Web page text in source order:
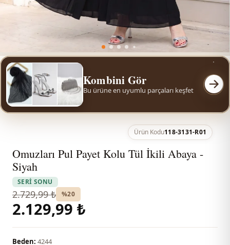
Kombini Gör
Bu ürüne en uyumlu parçaları keşfet
Ürün Kodu118-3131-R01
Omuzları Pul Payet Kolu Tül İkili Abaya -
Siyah
SERİ SONU
2.729,99 ₺ %20
2.129,99 ₺
Beden: 4244